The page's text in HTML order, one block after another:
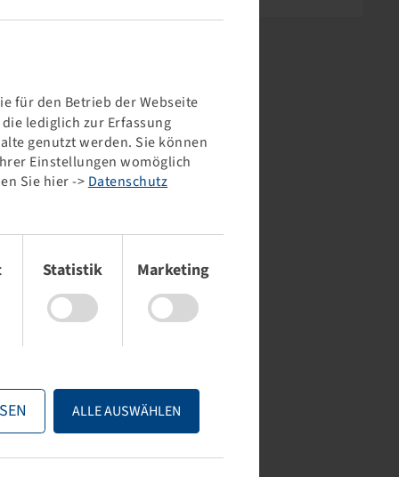
für den Betrieb der Webseite
lediglich zur Erfassung
genutzt werden. Sie können
Einstellungen womöglich
Sie hier -> Datenschutz
Statistik Marketing
ALLE AUSWÄHLEN